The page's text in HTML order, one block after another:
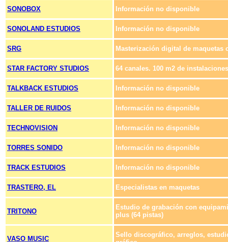
SONOBOX Información no disponible
SONOLAND ESTUDIOS Información no disponible
SRG Masterización digital de maquetas
STAR FACTORY STUDIOS 64 canales. 100 m2 de instalaciones
TALKBACK ESTUDIOS Información no disponible
TALLER DE RUIDOS Información no disponible
TECHNOVISION Información no disponible
TORRES SONIDO Información no disponible
TRACK ESTUDIOS Información no disponible
TRASTERO, EL Especialistas en maquetas
TRITONO
Estudio de grabación con
plus (64 pistas)
VASO MUSIC
Sello discográfico, arreglos,